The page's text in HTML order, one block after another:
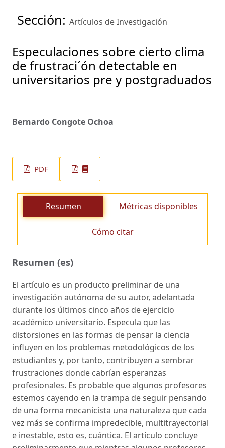
Sección: Artículos de Investigación
Especulaciones sobre cierto clima
de frustraci´ón detectable en
universitarios pre y postgraduados
Bernardo Congote Ochoa
PDF
Resumen Métricas disponibles
Cómo citar
Resumen (es)
El artículo es un producto preliminar de una
investigación autónoma de su autor, adelantada
durante los últimos cinco años de ejercicio
académico universitario. Especula que las
distorsiones en las formas de pensar la ciencia
influyen en los problemas metodológicos de los
estudiantes y, por tanto, contribuyen a sembrar
frustraciones donde cabrían esperanzas
profesionales. Es probable que algunos profesores
estemos cayendo en la trampa de seguir pensando
de una forma mecanicista una naturaleza que cada
vez más se confirma impredecible, multitrayectorial
e inestable, esto es, cuántica. El artículo concluye